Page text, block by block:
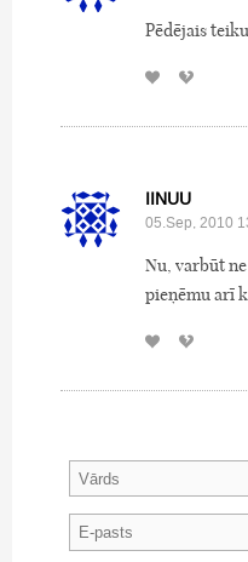
Pēdējais
IINUU
05.Sep, 2010
Nu, varbūt
pieņēmu arī